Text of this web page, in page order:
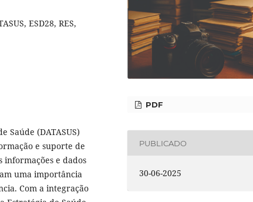
ESD28, RES,
Saúde (DATASUS)
e suporte de
e dados
uma importância
Com a integração
PDF
PUBLICADO
30-06-2025